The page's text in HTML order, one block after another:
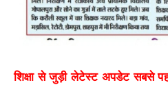
शिक्षा से जुड़ी लेटेस्ट अपडेट सबसे